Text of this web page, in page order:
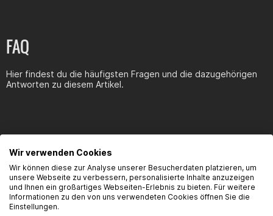
Maße:
Breite A: 46mm
Breite B: 64mm
Sehen gut aus Top und funzt gut wenn man bisschen vorsichtig
anzieht geht das mit dem Gummi auch. der 70er Airsal den ich
beim vorführen hat man mir schwere mängel gegeben und nicht
original geschrieben das gleiche mit dem rücklicht mit
kennzeichenhalter
FAQ
Hier findest du die häufigsten Fragen und die dazugehörigen
Antworten zu diesem Artikel.
Produktsicherheit
Dokumente
Wir verwenden Cookies
Wir können diese zur Analyse unserer Besucherdaten platzieren, um
unsere Webseite zu verbessern, personalisierte Inhalte anzuzeigen
und Ihnen ein großartiges Webseiten-Erlebnis zu bieten. Für weitere
Informationen zu den von uns verwendeten Cookies öffnen Sie die
Einstellungen.